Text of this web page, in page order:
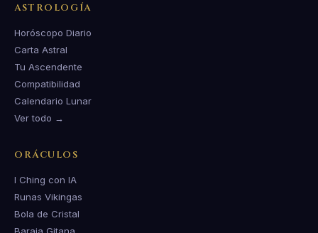
ASTROLOGÍA
Horóscopo Diario
Carta Astral
Tu Ascendente
Compatibilidad
Calendario Lunar
Ver todo →
ORÁCULOS
I Ching con IA
Runas Vikingas
Bola de Cristal